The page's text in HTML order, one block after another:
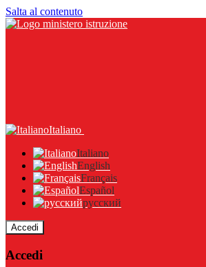
Salta al contenuto
Italiano
Italiano
English
Français
Español
русский
Accedi
Accedi